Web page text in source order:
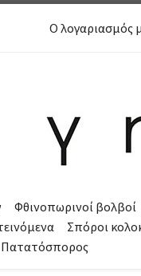
Ο λογαριασμός
Φθινοπωρινοί βολβοί
Σπόροι
Πατατόσπορος